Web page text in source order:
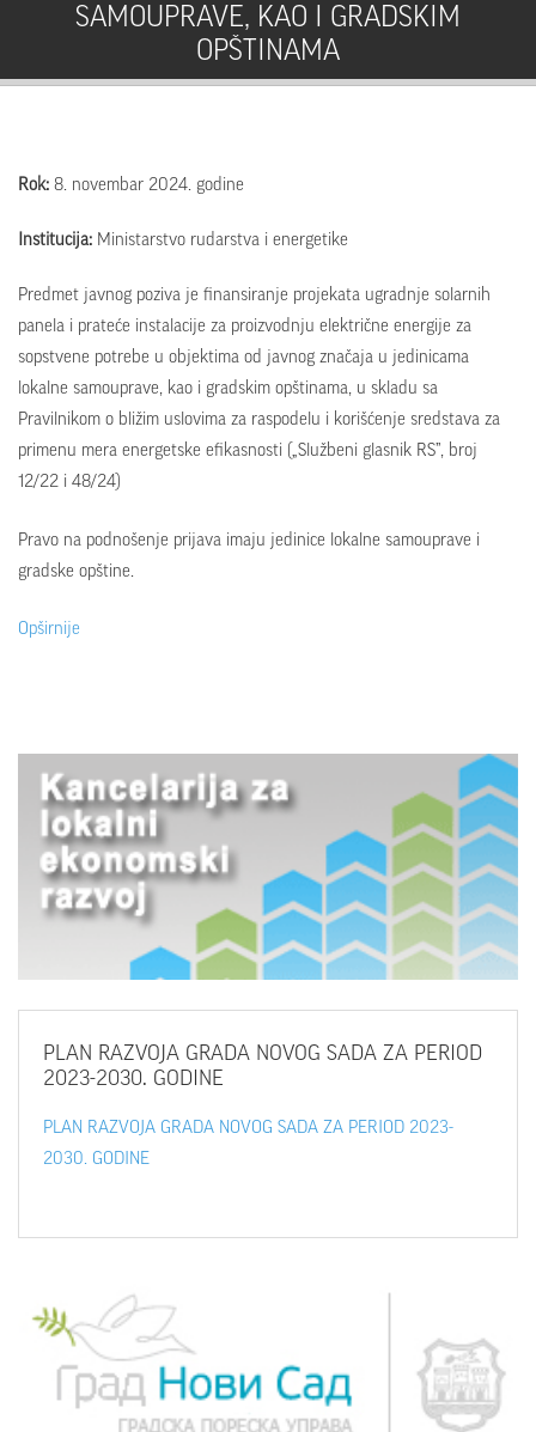
SAMOUPRAVE, KAO I GRADSKIM
OPŠTINAMA
Rok: 8. novembar 2024. godine
Institucija: Ministarstvo rudarstva i energetike
Predmet javnog poziva je finansiranje projekata ugradnje solarnih
panela i prateće instalacije za proizvodnju električne energije za
sopstvene potrebe u objektima od javnog značaja u jedinicama
lokalne samouprave, kao i gradskim opštinama, u skladu sa
Pravilnikom o bližim uslovima za raspodelu i korišćenje sredstava za
primenu mera energetske efikasnosti („Službeni glasnik RS”, broj
12/22 i 48/24)
Pravo na podnošenje prijava imaju jedinice lokalne samouprave i
gradske opštine.
Opširnije
PLAN RAZVOJA GRADA NOVOG SADA ZA PERIOD
2023-2030. GODINE
PLAN RAZVOJA GRADA NOVOG SADA ZA PERIOD 2023-
2030. GODINE